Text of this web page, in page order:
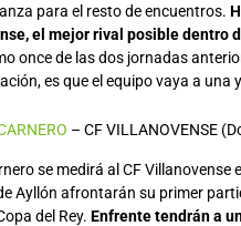
para el resto de encuentros.
el mejor rival posible dentro
once de las dos jornadas
es que el equipo vaya a
– CF VILLANOVENSE
se medirá al CF
Ayllón afrontarán su primer
del Rey. Enfrente tendrán a